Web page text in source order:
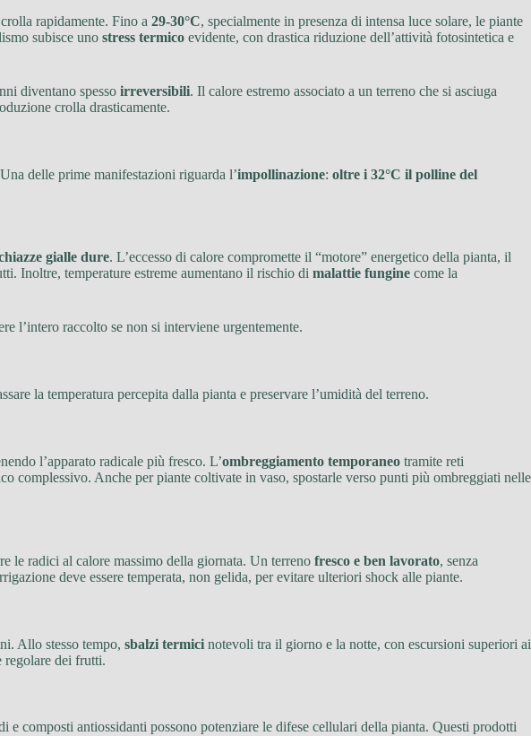
rapidamente. Fino a 29-30°C, specialmente in presenza di intensa luce solare, le piante
subisce uno stress termico evidente, con drastica riduzione dell’attività fotosintetica e
diventano spesso irreversibili. Il calore estremo associato a un terreno che si asciuga
crolla drasticamente.
delle prime manifestazioni riguarda l’impollinazione: oltre i 32°C il polline del
gialle dure. L’eccesso di calore compromette il “motore” energetico della pianta, il
Inoltre, temperature estreme aumentano il rischio di malattie fungine come la
l’intero raccolto se non si interviene urgentemente.
la temperatura percepita dalla pianta e preservare l’umidità del terreno.
l’apparato radicale più fresco. L’ombreggiamento temporaneo tramite reti
complessivo. Anche per piante coltivate in vaso, spostarle verso punti più ombreggiati nelle
le radici al calore massimo della giornata. Un terreno fresco e ben lavorato, senza
deve essere temperata, non gelida, per evitare ulteriori shock alle piante.
Allo stesso tempo, sbalzi termici notevoli tra il giorno e la notte, con escursioni superiori ai
regolare dei frutti.
e composti antiossidanti possono potenziare le difese cellulari della pianta. Questi prodotti